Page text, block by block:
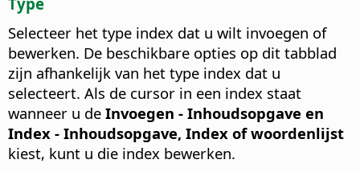
Selecteer het type index dat u wilt invoegen of
bewerken. De beschikbare opties op dit tabblad
zijn afhankelijk van het type index dat u
selecteert. Als de cursor in een index staat
wanneer u de Invoegen - Inhoudsopgave en
Index - Inhoudsopgave, Index of woordenlijst
kiest, kunt u die index bewerken.